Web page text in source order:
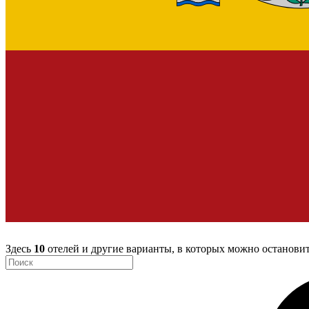
Здесь 10 отелей и другие варианты, в которых можно